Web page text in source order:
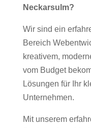
Neckarsulm?
Wir sind ein
Bereich
kreativem,
vom Budget
Lösungen für Ihr
Unternehmen.
Mit unserem